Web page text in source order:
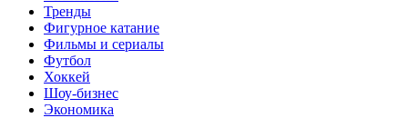
Тренды
Фигурное катание
Фильмы и сериалы
Футбол
Хоккей
Шоу-бизнес
Экономика